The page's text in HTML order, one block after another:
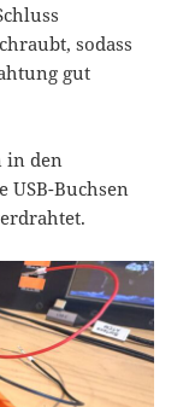
sodass
gut
in den
USB-Buchsen